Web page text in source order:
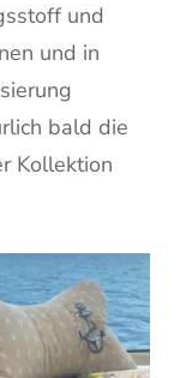
und
und in
bald die
Kollektion